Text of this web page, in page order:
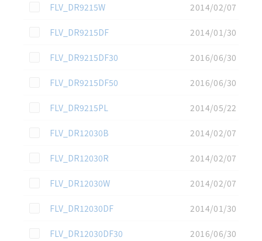
この資料を選択
FLV_DR9215W
2014/02/07
この資料を選択
FLV_DR9215DF
2014/01/30
この資料を選択
FLV_DR9215DF30
2016/06/30
この資料を選択
FLV_DR9215DF50
2016/06/30
この資料を選択
FLV_DR9215PL
2014/05/22
この資料を選択
FLV_DR12030B
2014/02/07
この資料を選択
FLV_DR12030R
2014/02/07
この資料を選択
FLV_DR12030W
2014/02/07
この資料を選択
FLV_DR12030DF
2014/01/30
この資料を選択
FLV_DR12030DF30 2016/06/30